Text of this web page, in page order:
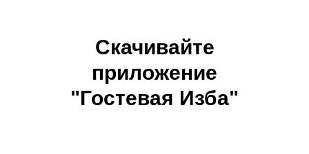
Cкачивайте
приложение
"Гостевая Изба"